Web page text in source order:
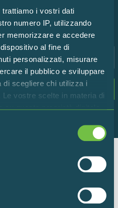
trattiamo i vostri dati
numero IP, utilizzando
memorizzare e accedere
al fine di
personalizzati, misurare
il pubblico e sviluppare
di scegliere chi utilizza i
vostre scelte in materia di
su questa proprietà digitale
consenso in qualsiasi
sui cookie o facendo clic
sulla tua posizione
di qualche
per scoprire tutte le
dellaprivacy
Naturale “Torbiere del
Provaglio d’Iseo (BS)